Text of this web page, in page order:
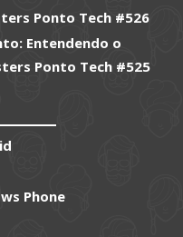
Ponto Tech #526
Entendendo o
Ponto Tech #525
Phone